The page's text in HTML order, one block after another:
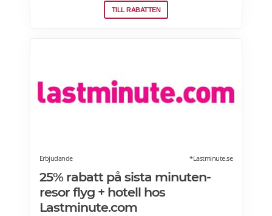
resan. Seniorer 60+ som reser ensamma har
välja resenärskategorin "Senior 60-99 år" i
webbokningen. Ombord på tåget ska du
som senior kunna visa giltig legitimation
TILL RABATTEN
Erbjudande *Lastminute.se
25% rabatt på sista minuten-
resor flyg + hotell hos
Lastminute.com